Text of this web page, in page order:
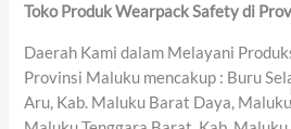
Toko Produk Wearpack Safety di
Daerah Kami dalam Melayani
Provinsi Maluku mencakup : Buru
Aru, Kab. Maluku Barat Daya, Maluku